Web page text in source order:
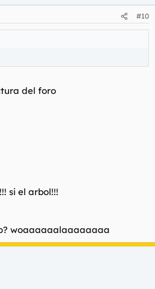
#10
del foro
si el arbol!!!
woaaaaaalaaaaaaaa